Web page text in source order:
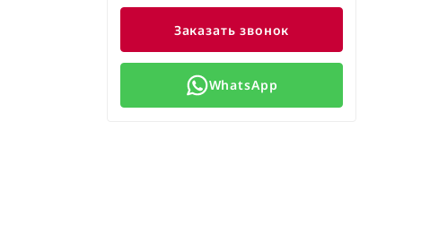
Заказать звонок
WhatsApp